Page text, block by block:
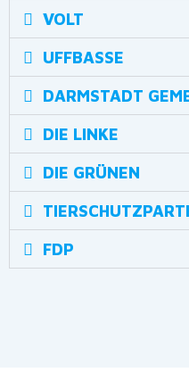
VOLT
UFFBASSE
DARMSTADT
DIE LINKE
DIE GRÜNEN
FDP